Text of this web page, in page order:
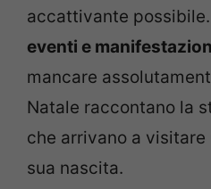
accattivante possibile.
eventi e
mancare
Natale raccontano la
che arrivano a visitare
sua nascita.